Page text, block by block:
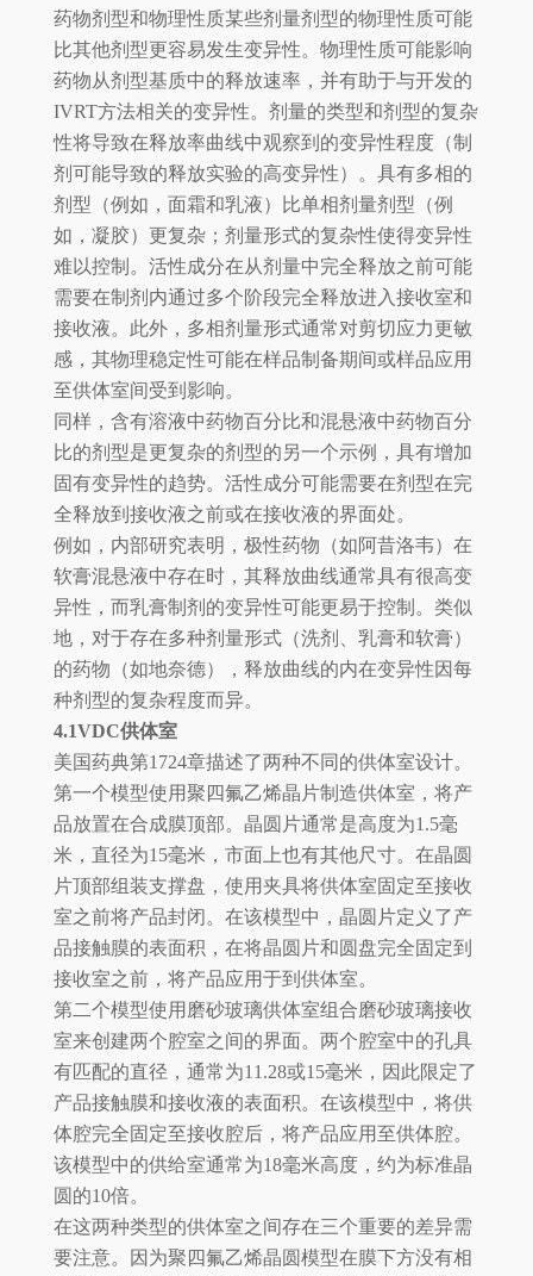
药物剂型和物理性质某些剂量剂型的物理性质可能
比其他剂型更容易发生变异性。物理性质可能影响
药物从剂型基质中的释放速率，并有助于与开发的
IVRT方法相关的变异性。剂量的类型和剂型的复杂
性将导致在释放率曲线中观察到的变异性程度（制
剂可能导致的释放实验的高变异性）。具有多相的
剂型（例如，面霜和乳液）比单相剂量剂型（例
如，凝胶）更复杂；剂量形式的复杂性使得变异性
难以控制。活性成分在从剂量中完全释放之前可能
需要在制剂内通过多个阶段完全释放进入接收室和
接收液。此外，多相剂量形式通常对剪切应力更敏
感，其物理稳定性可能在样品制备期间或样品应用
至供体室间受到影响。
同样，含有溶液中药物百分比和混悬液中药物百分
比的剂型是更复杂的剂型的另一个示例，具有增加
固有变异性的趋势。活性成分可能需要在剂型在完
全释放到接收液之前或在接收液的界面处。
例如，内部研究表明，极性药物（如阿昔洛韦）在
软膏混悬液中存在时，其释放曲线通常具有很高变
异性，而乳膏制剂的变异性可能更易于控制。类似
地，对于存在多种剂量形式（洗剂、乳膏和软膏）
的药物（如地奈德），释放曲线的内在变异性因每
种剂型的复杂程度而异。
4.1VDC供体室
美国药典第1724章描述了两种不同的供体室设计。
第一个模型使用聚四氟乙烯晶片制造供体室，将产
品放置在合成膜顶部。晶圆片通常是高度为1.5毫
米，直径为15毫米，市面上也有其他尺寸。在晶圆
片顶部组装支撑盘，使用夹具将供体室固定至接收
室之前将产品封闭。在该模型中，晶圆片定义了产
品接触膜的表面积，在将晶圆片和圆盘完全固定到
接收室之前，将产品应用于到供体室。
第二个模型使用磨砂玻璃供体室组合磨砂玻璃接收
室来创建两个腔室之间的界面。两个腔室中的孔具
有匹配的直径，通常为11.28或15毫米，因此限定了
产品接触膜和接收液的表面积。在该模型中，将供
体腔完全固定至接收腔后，将产品应用至供体腔。
该模型中的供给室通常为18毫米高度，约为标准晶
圆的10倍。
在这两种类型的供体室之间存在三个重要的差异需
要注意。因为聚四氟乙烯晶圆模型在膜下方没有相